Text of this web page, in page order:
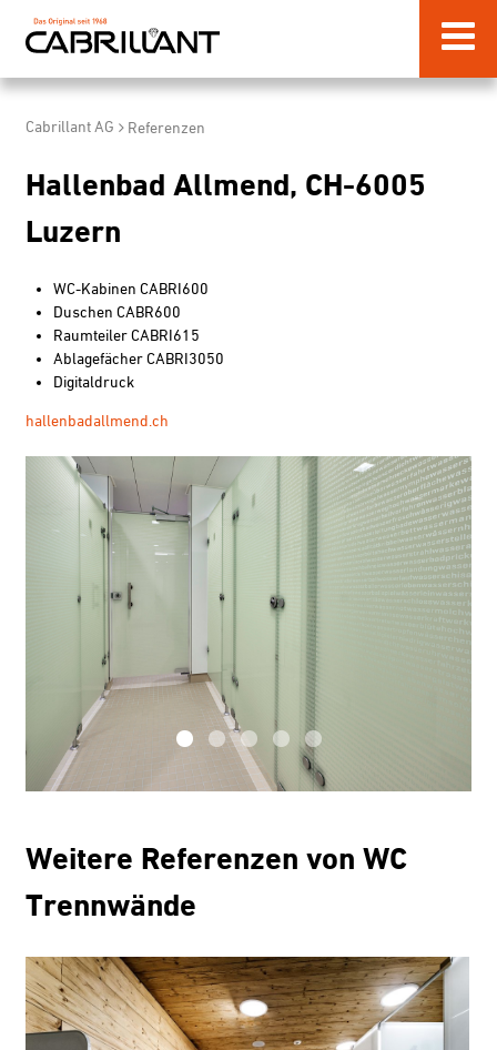
Cabrillant AG Referenzen
Hallenbad Allmend, CH-6005
Luzern
WC-Kabinen CABRI600
Duschen CABR600
Raumteiler CABRI615
Ablagefächer CABRI3050
Digitaldruck
hallenbadallmend.ch
Weitere Referenzen von WC
Trennwände